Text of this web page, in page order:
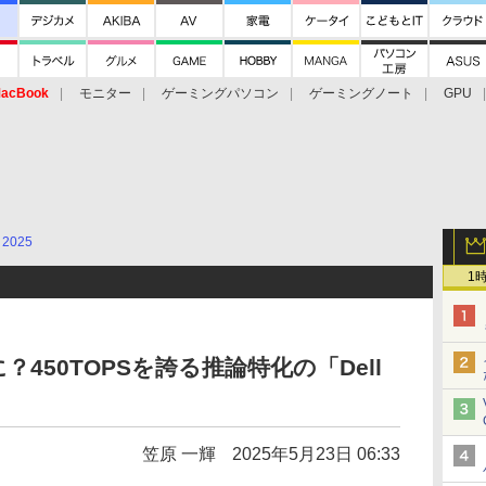
モニター ゲーミングパソコン ゲーミングノート GPU
1
2025
450TOPSを誇る推論特化の「Dell
笠原 一輝 2025年5月23日 06:33